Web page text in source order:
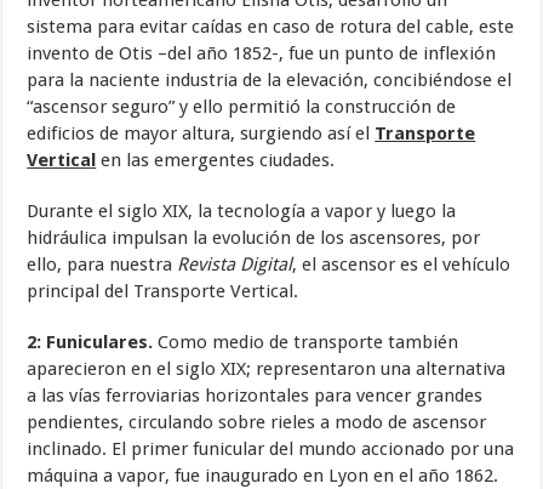
sistema para evitar caídas en caso de rotura del cable, este
invento de Otis –del año 1852-, fue un punto de inflexión
para la naciente industria de la elevación, concibiéndose el
“ascensor seguro” y ello permitió la construcción de
edificios de mayor altura, surgiendo así el Transporte
Vertical en las emergentes ciudades.
Durante el siglo XIX, la tecnología a vapor y luego la
hidráulica impulsan la evolución de los ascensores, por
ello, para nuestra Revista Digital, el ascensor es el vehículo
principal del Transporte Vertical.
2: Funiculares.Como medio de transporte también
aparecieron en el siglo XIX; representaron una alternativa
a las vías ferroviarias horizontales para vencer grandes
pendientes, circulando sobre rieles a modo de ascensor
inclinado. El primer funicular del mundo accionado por una
máquina a vapor, fue inaugurado en Lyon en el año 1862.